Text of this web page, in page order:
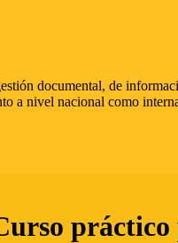
documental, de
a nivel nacional como
práctico